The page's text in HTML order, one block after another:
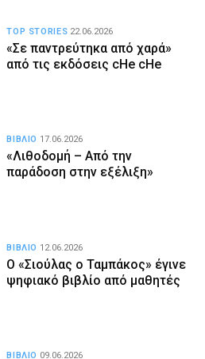
«Σε παντρεύτηκα από χαρά»
από τις εκδόσεις cHe cHe
TOP STORIES 22.06.2026
«Λιθοδομή – Από την
παράδοση στην εξέλιξη»
ΒΙΒΛΙΟ 17.06.2026
Ο «Σιούλας ο Ταμπάκος» έγινε
ψηφιακό βιβλίο από μαθητές
ΒΙΒΛΙΟ 12.06.2026
ΒΙΒΛΙΟ 09.06.2026